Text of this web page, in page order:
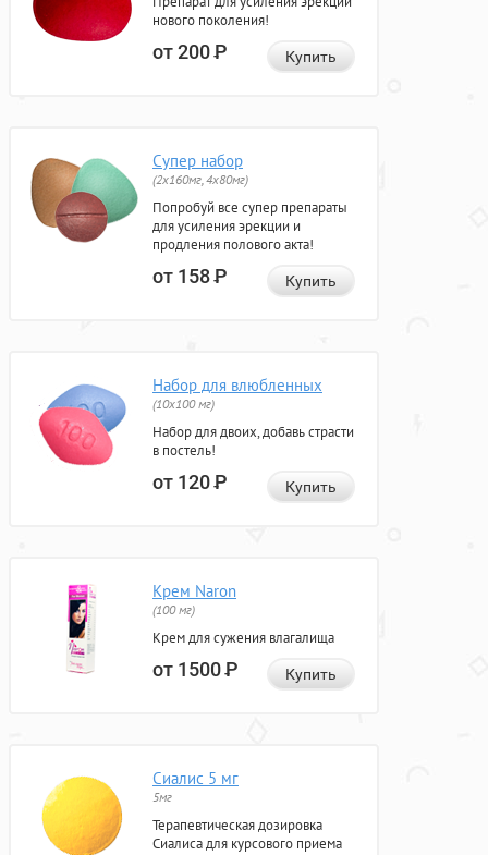
нового поколения!
от 200Р Купить
Супер набор
(2х160мг, 4х80мг)
Попробуй все супер препараты
для усиления эрекции и
продления полового акта!
от 158Р Купить
Набор для влюбленных
(10х100 мг)
Набор для двоих, добавь страсти
в постель!
от 120Р Купить
Крем Naron
(100 мг)
Крем для сужения влагалища
от 1500Р Купить
Сиалис 5 мг
5мг
Терапевтическая дозировка
Сиалиса для курсового приема